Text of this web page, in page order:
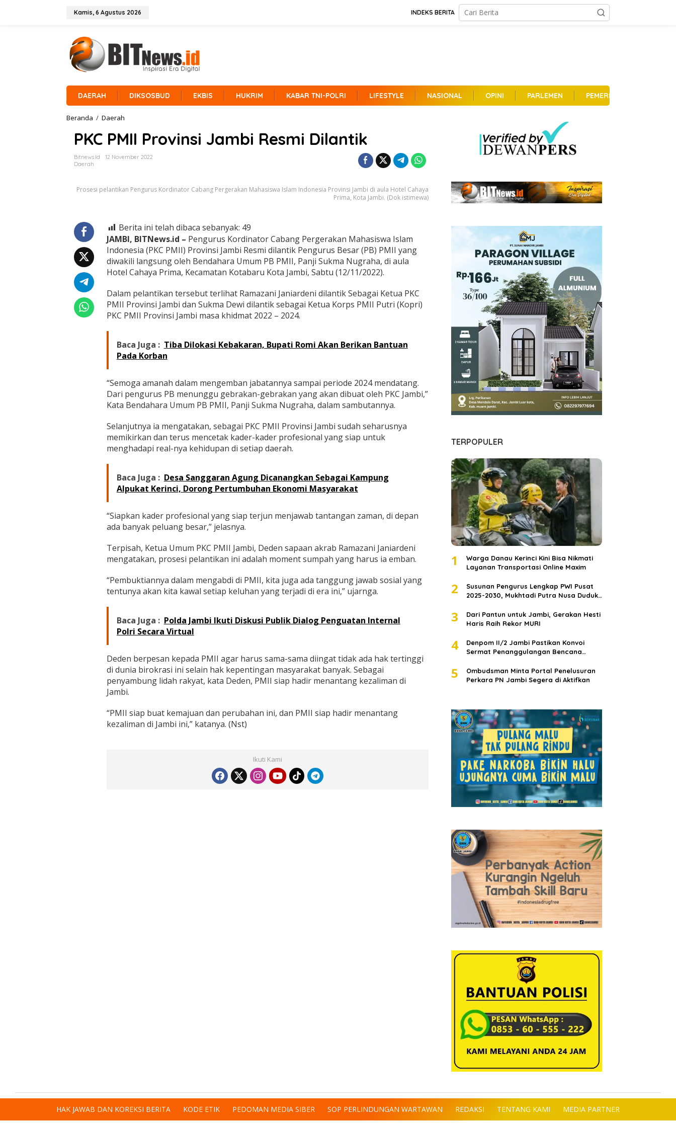
Kamis, 6 Agustus 2026 INDEKS BERITA
DAERAH DIKSOSBUD EKBIS HUKRIM KABAR TNI-POLRI LIFESTYLE NASIONAL OPINI PARLEMEN PEMERINTAHAN
Beranda / Daerah
C
P
M
r
n
s
i
J
a
m
i
R
e
s
D
i
l
n
i
k
PKC PMII Provinsi Jambi Resmi Dilantik
Bitnews.id
12 November 2022
Daerah
Prosesi pelantikan Pengurus Kordinator Cabang Pergerakan Mahasiswa Islam Indonesia Provinsi Jambi di aula Hotel Cahaya
Prima, Kota Jambi. (Dok istimewa)
Berita ini telah dibaca sebanyak: 49
JAMBI, BITNews.id – Pengurus Kordinator Cabang Pergerakan Mahasiswa Islam
Indonesia (PKC PMII) Provinsi Jambi Resmi dilantik Pengurus Besar (PB) PMII yang
diwakili langsung oleh Bendahara Umum PB PMII, Panji Sukma Nugraha, di aula
Hotel Cahaya Prima, Kecamatan Kotabaru Kota Jambi, Sabtu (12/11/2022).
Dalam pelantikan tersebut terlihat Ramazani Janiardeni dilantik Sebagai Ketua PKC
PMII Provinsi Jambi dan Sukma Dewi dilantik sebagai Ketua Korps PMII Putri (Kopri)
PKC PMII Provinsi Jambi masa khidmat 2022 – 2024.
Baca Juga : Tiba Dilokasi Kebakaran, Bupati Romi Akan Berikan Bantuan
Pada Korban
“Semoga amanah dalam mengemban jabatannya sampai periode 2024 mendatang.
Dari pengurus PB menunggu gebrakan-gebrakan yang akan dibuat oleh PKC Jambi,”
Kata Bendahara Umum PB PMII, Panji Sukma Nugraha, dalam sambutannya.
Selanjutnya ia mengatakan, sebagai PKC PMII Provinsi Jambi sudah seharusnya
memikirkan dan terus mencetak kader-kader profesional yang siap untuk
menghadapi real-nya kehidupan di setiap daerah.
Baca Juga : Desa Sanggaran Agung Dicanangkan Sebagai Kampung
Alpukat Kerinci, Dorong Pertumbuhan Ekonomi Masyarakat
“Siapkan kader profesional yang siap terjun menjawab tantangan zaman, di depan
ada banyak peluang besar,” jelasnya.
Terpisah, Ketua Umum PKC PMII Jambi, Deden sapaan akrab Ramazani Janiardeni
mengatakan, prosesi pelantikan ini adalah moment sumpah yang harus ia emban.
“Pembuktiannya dalam mengabdi di PMII, kita juga ada tanggung jawab sosial yang
tentunya akan kita kawal setiap keluhan yang terjadi di era ini,” ujarnga.
Baca Juga : Polda Jambi Ikuti Diskusi Publik Dialog Penguatan Internal
Polri Secara Virtual
Deden berpesan kepada PMII agar harus sama-sama diingat tidak ada hak tertinggi
di dunia birokrasi ini selain hak kepentingan masyarakat banyak. Sebagai
penyambung lidah rakyat, kata Deden, PMII siap hadir menantang kezaliman di
Jambi.
“PMII siap buat kemajuan dan perubahan ini, dan PMII siap hadir menantang
kezaliman di Jambi ini,” katanya. (Nst)
Ikuti Kami
TERPOPULER
1
Warga Danau Kerinci Kini Bisa Nikmati
Layanan Transportasi Online Maxim
2
Susunan Pengurus Lengkap PWI Pusat
2025-2030, Mukhtadi Putra Nusa Duduki
3
Dari Pantun untuk Jambi, Gerakan Hesti
Haris Raih Rekor MURI
4
Denpom II/2 Jambi Pastikan Konvoi
Sermat Penanggulangan Bencana
5
Ombudsman Minta Portal Penelusuran
Perkara PN Jambi Segera di Aktifkan
HAK JAWAB DAN KOREKSI BERITA KODE ETIK PEDOMAN MEDIA SIBER SOP PERLINDUNGAN WARTAWAN REDAKSI TENTANG KAMI MEDIA PARTNER